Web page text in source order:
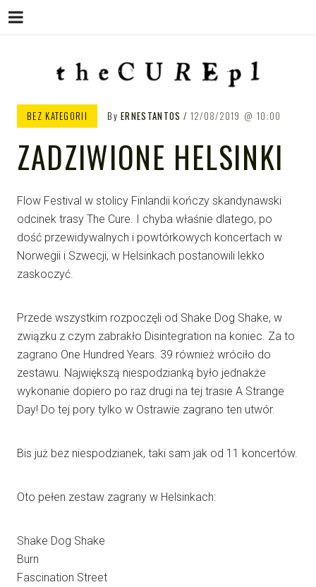
THE CURE PL – POLSKA
STRONA FANÓW ZESPOŁU THE
CURE
BEZ KATEGORII ByERNESTANTOS 12/08/2019 10:00
ZADZIWIONE HELSINKI
Flow Festival w stolicy Finlandii kończy skandynawski
odcinek trasy The Cure. I chyba właśnie dlatego, po
dość przewidywalnych i powtórkowych koncertach w
Norwegii i Szwecji, w Helsinkach postanowili lekko
zaskoczyć.
Przede wszystkim rozpoczęli od Shake Dog Shake, w
związku z czym zabrakło Disintegration na koniec. Za to
zagrano One Hundred Years. 39 również wróciło do
zestawu. Największą niespodzianką było jednakże
wykonanie dopiero po raz drugi na tej trasie A Strange
Day! Do tej pory tylko w Ostrawie zagrano ten utwór.
Bis już bez niespodzianek, taki sam jak od 11 koncertów.
Oto pełen zestaw zagrany w Helsinkach:
Shake Dog Shake
Burn
Fascination Street
Menu